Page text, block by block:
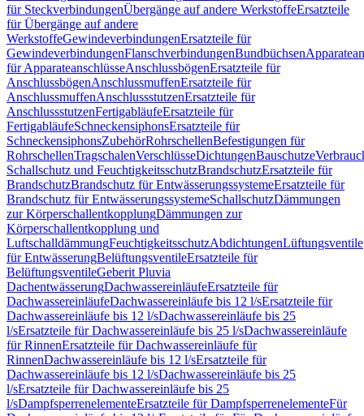
für SteckverbindungenÜbergänge auf andere WerkstoffeErsatzteile
für Übergänge auf andere
WerkstoffeGewindeverbindungenErsatzteile für
GewindeverbindungenFlanschverbindungenBundbüchsen
für ApparateanschlüsseAnschlussbögenErsatzteile für
AnschlussbögenAnschlussmuffenErsatzteile für
AnschlussmuffenAnschlussstutzenErsatzteile für
AnschlussstutzenFertigabläufeErsatzteile für
FertigabläufeSchneckensiphonsErsatzteile für
SchneckensiphonsZubehörRohrschellenBefestigungen für
RohrschellenTragschalenVerschlüsseDichtungenBauschutze
Schallschutz und FeuchtigkeitsschutzBrandschutzErsatzteile für
BrandschutzBrandschutz für EntwässerungssystemeErsatzteile für
Brandschutz für EntwässerungssystemeSchallschutzDämmungen
zur KörperschallentkopplungDämmungen zur
Körperschallentkopplung und
LuftschalldämmungFeuchtigkeitsschutzAbdichtungenLüftungsventile
für EntwässerungBelüftungsventileErsatzteile für
BelüftungsventileGeberit Pluvia
DachentwässerungDachwassereinläufeErsatzteile für
DachwassereinläufeDachwassereinläufe bis 12 l/sErsatzteile für
Dachwassereinläufe bis 12 l/sDachwassereinläufe bis 25
l/sErsatzteile für Dachwassereinläufe bis 25 l/sDachwassereinläufe
für RinnenErsatzteile für Dachwassereinläufe für
RinnenDachwassereinläufe bis 12 l/sErsatzteile für
Dachwassereinläufe bis 12 l/sDachwassereinläufe bis 25
l/sErsatzteile für Dachwassereinläufe bis 25
l/sDampfsperrenelementeErsatzteile für DampfsperrenelementeFür